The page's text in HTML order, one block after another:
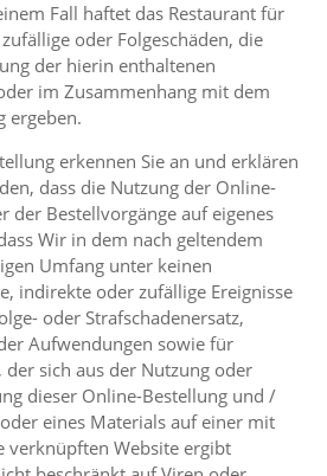
Fall haftet das Restaurant für
oder Folgeschäden, die
der hierin enthaltenen
im Zusammenhang mit dem
ergeben.
erkennen Sie an und erklären
dass die Nutzung der Online-
der Bestellvorgänge auf eigenes
Wir in dem nach geltendem
Umfang unter keinen
indirekte oder zufällige Ereignisse
oder Strafschadenersatz,
Aufwendungen sowie für
der sich aus der Nutzung oder
dieser Online-Bestellung und /
eines Materials auf einer mit
verknüpften Website ergibt